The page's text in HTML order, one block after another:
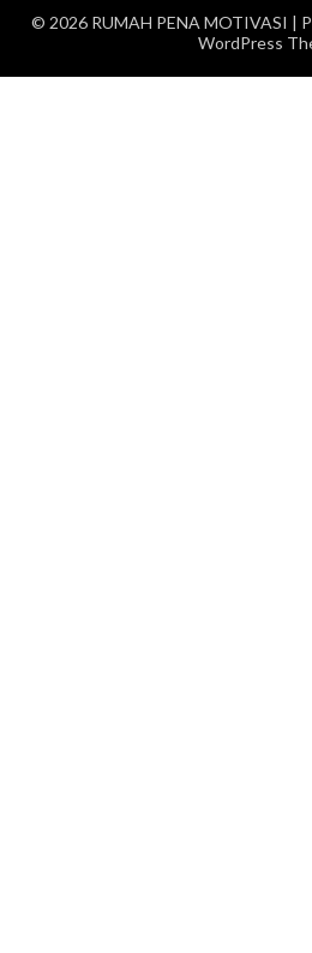
© 2026 RUMAH PENA MOTIVASI |
WordPress